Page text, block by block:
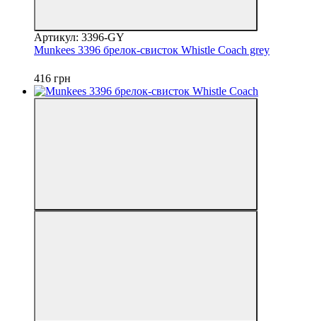
Артикул: 3396-GY
Munkees 3396 брелок-свисток Whistle Coach grey
416 грн